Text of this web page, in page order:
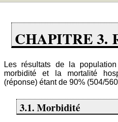
CHAPITRE 3.
Les résultats de la
morbidité et la mortalité
(réponse) étant de 90% (504/
3.1. Morbidité